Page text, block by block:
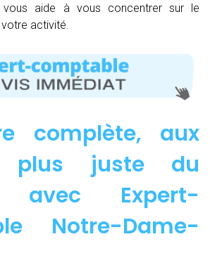
vous aide à vous concentrer sur le
activité.
complète, aux
juste du
avec Expert-
Notre-Dame-